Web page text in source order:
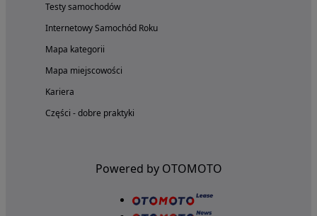
Testy samochodów
Internetowy Samochód Roku
Mapa kategorii
Mapa miejscowości
Kariera
Części - dobre praktyki
Powered by OTOMOTO